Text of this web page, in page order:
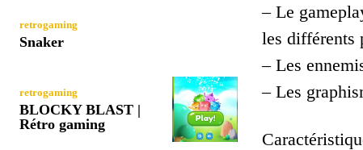
retrogaming
Snaker
retrogaming
BLOCKY BLAST |
Rétro gaming
– Le
les différents
– Les
– Les